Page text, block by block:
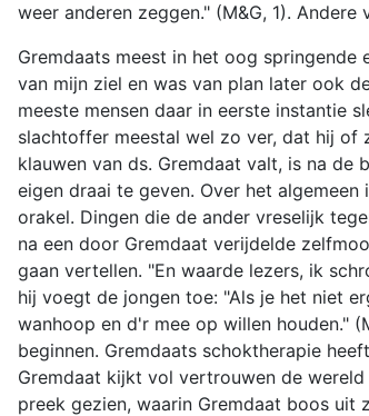
weer anderen zeggen." (M&G, 1).
Gremdaats meest in het oog
van mijn ziel en was van plan later ook
meeste mensen daar in eerste instantie
slachtoffer meestal wel zo ver, dat hij of
klauwen van ds. Gremdaat valt, is na
eigen draai te geven. Over het
orakel. Dingen die de ander vreselijk
na een door Gremdaat verijdelde
gaan vertellen. "En waarde lezers, ik
hij voegt de jongen toe: "Als je het niet
wanhoop en d'r mee op willen houden."
beginnen. Gremdaats schoktherapie
Gremdaat kijkt vol vertrouwen de
preek gezien, waarin Gremdaat boos uit